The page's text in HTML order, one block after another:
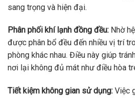
sang trọng và hiện đại.
Phân phối khí lạnh đồng đều: Nhờ
được phân bổ đều đến nhiều vị trí
phòng khác nhau. Điều này giúp
nơi lại không đủ mát như điều hòa
Tiết kiệm không gian sử dụng: Việc